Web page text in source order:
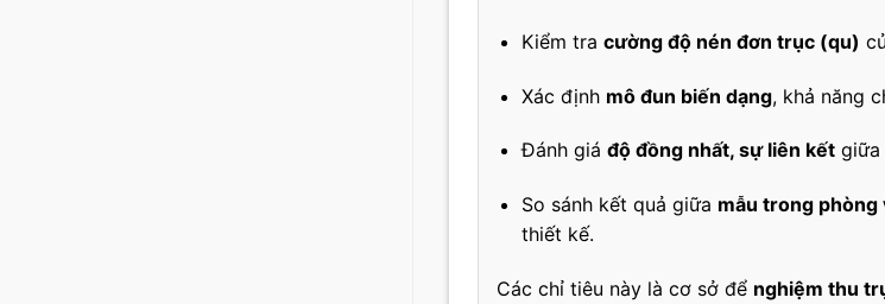
Kiểm tra cường độ nén đơn trục (qu)
Xác định mô đun biến dạng, khả năng
Đánh giá độ đồng nhất, sự liên kếtgiữa
So sánh kết quả giữa mẫu trong phòng
thiết kế.
Các chỉ tiêu này là cơ sở để nghiệm thu